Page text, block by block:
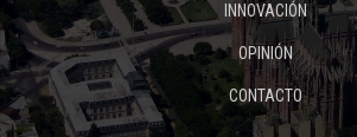
INNOVACIÓN
OPINIÓN
CONTACTO